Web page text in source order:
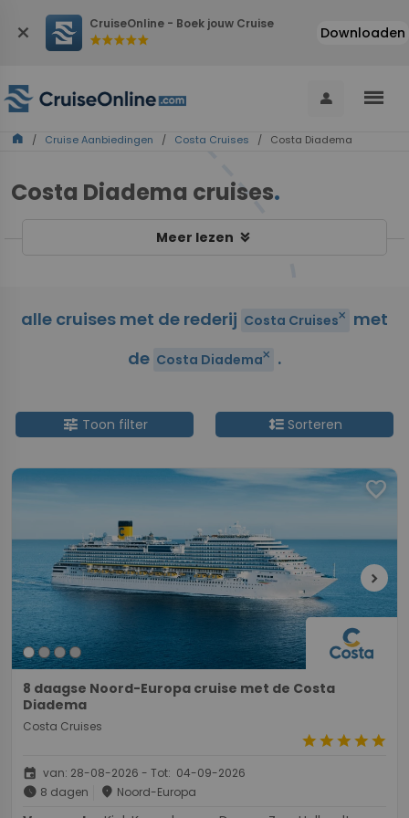
close CruiseOnline - Boek jouw Cruise
starstarstarstarstar Downloaden
person menu
home / Cruise Aanbiedingen / Costa Cruises / Costa Diadema
Costa Diadema cruises.
Meer lezen keyboard_double_arrow_down
alle cruises met de rederij Costa Cruisesclose
met
de Costa Diademaclose .
tune Toon filter format_line_spacingSorteren
favorite
chevron_right
8 daagse Noord-Europa cruise met de Costa
Diadema
Costa Cruises
starstarstarstarstar
event van: 28-08-2026 - Tot: 04-09-2026
schedule 8 dagen place Noord-Europa